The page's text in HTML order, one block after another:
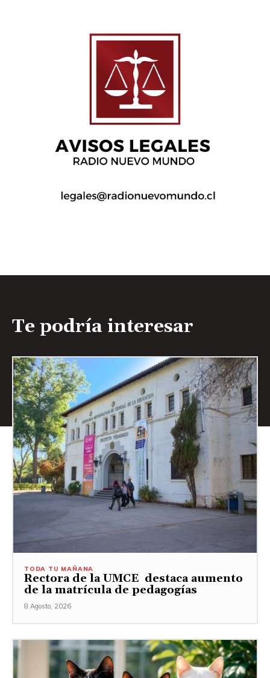
Te podría interesar
TODA TU MAÑANA
Rectora de la UMCE destaca aumento
de la matrícula de pedagogías
8 Agosto, 2026